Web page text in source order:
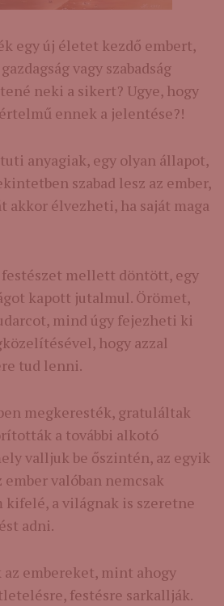
egy új életet kezdő embert,
vagy szabadság
neki a sikert? Ugye, hogy
ennek a jelentése?!
anyagiak, egy olyan állapot,
szabad lesz az ember,
akkor élvezheti, ha saját maga
festészet mellett döntött, egy
kapott jutalmul. Örömet,
mind úgy fejezheti ki
hogy azzal
tud lenni.
megkeresték, gratuláltak
a további alkotó
valljuk be őszintén, az egyik
ember valóban nemcsak
kifelé, a világnak is szeretne
adni.
embereket, mint ahogy
festésre sarkallják.